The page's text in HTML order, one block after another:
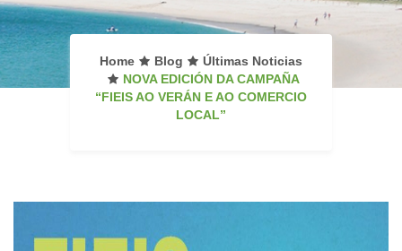
Home Blog
Últimas Noticias
NOVA EDICIÓN DA CAMPAÑA
“FIEIS AO VERÁN E AO COMERCIO
LOCAL”